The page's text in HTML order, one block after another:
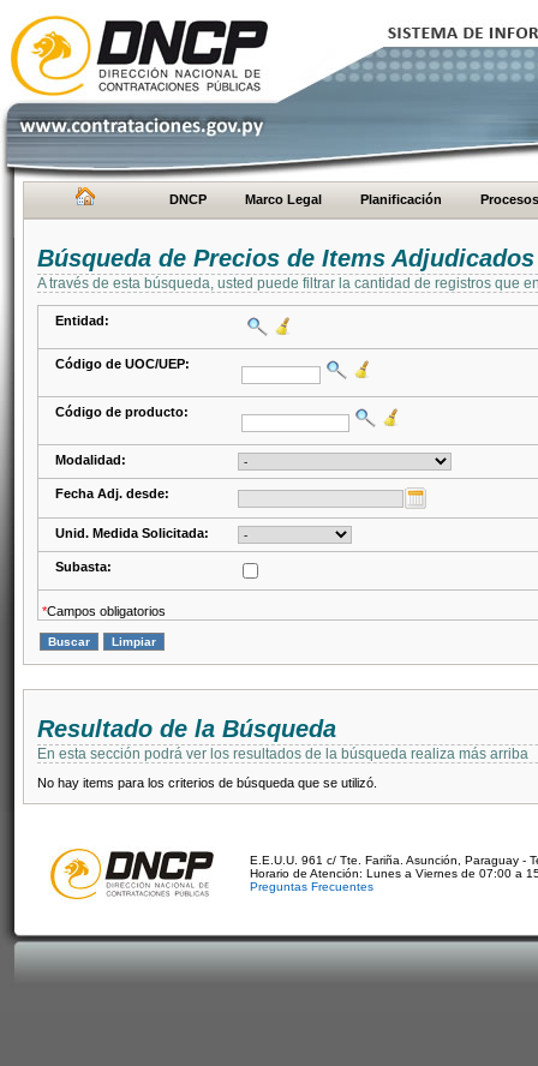
DNCP Marco Legal Planificación Procesos
Búsqueda de Precios de Items Adjudicados
A través de esta búsqueda, usted puede filtrar la cantidad de registros que
Entidad:
Código de UOC/UEP:
Código de producto:
Modalidad:
Fecha Adj. desde:
Unid. Medida Solicitada:
Subasta:
*Campos obligatorios
Resultado de la Búsqueda
En esta sección podrá ver los resultados de la búsqueda realiza más arriba
No hay items para los criterios de búsqueda que se utilizó.
E.E.U.U. 961 c/ Tte. Fariña. Asunción, Paraguay -
Horario de Atención: Lunes a Viernes de 07:00 a
Preguntas Frecuentes